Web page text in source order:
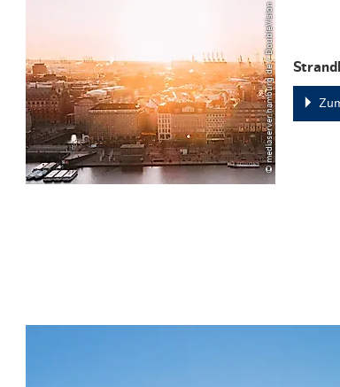
© mediaserver.hamburg.de / DoubleVision